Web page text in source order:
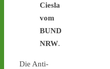
Ciesla
vom
BUND
NRW.
Die Anti-